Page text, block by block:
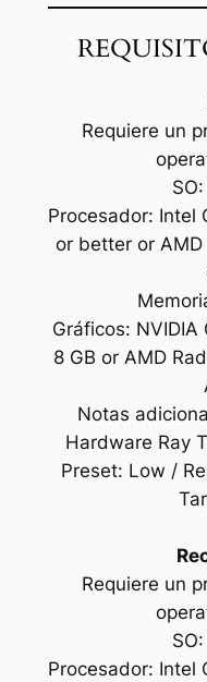
Requiere un
Procesador: Intel
or better or
Gráficos: NVIDIA
8 GB or AMD
Notas
Hardware Ray
Preset: Low /
Requiere un
Procesador: Intel